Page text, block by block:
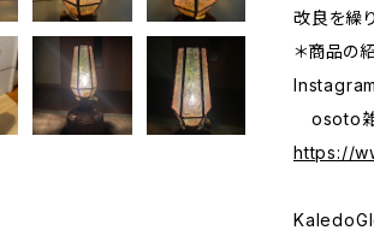
改良を繰
＊商品の
Instagram
osoto
https://